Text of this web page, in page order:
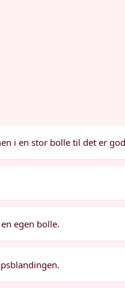
i en stor bolle til det er
egen bolle.